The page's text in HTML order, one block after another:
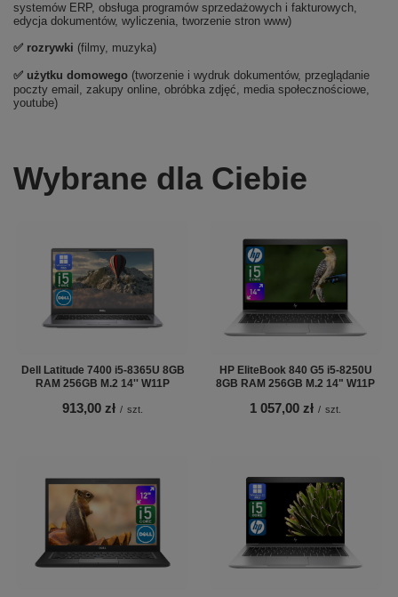
systemów ERP, obsługa programów sprzedażowych i fakturowych,
edycja dokumentów, wyliczenia, tworzenie stron www)
✅ rozrywki (filmy, muzyka)
✅ użytku domowego (tworzenie i wydruk dokumentów, przeglądanie
poczty email, zakupy online, obróbka zdjęć, media społecznościowe,
youtube)
Wybrane dla Ciebie
Dell Latitude 7400 i5-8365U 8GB
RAM 256GB M.2 14'' W11P
913,00 zł / szt.
HP EliteBook 840 G5 i5-8250U
8GB RAM 256GB M.2 14" W11P
1 057,00 zł / szt.